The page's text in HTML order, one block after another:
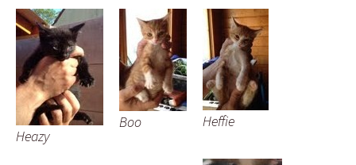
Heazy
Boo Heffie